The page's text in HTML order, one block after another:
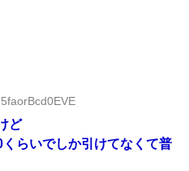
ど
らいでしか引けてなくて普